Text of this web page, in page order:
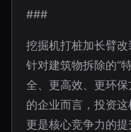
###
挖掘机打桩加长臂
针对建筑物拆除的“
全、更高效、更环
的企业而言，投资
更是核心竞争力的提